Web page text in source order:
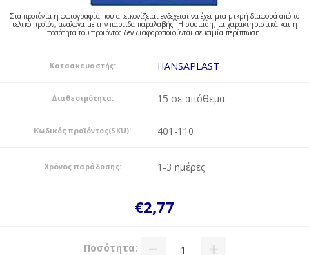
Στα προιόντα η φωτογραφία που απεικονίζεται ενδέχεται να έχει μια μικρή διαφορά από το
τελικό προϊόν, ανάλογα με την παρτίδα παραλαβής. Η σύσταση, τα χαρακτηριστικά και η
ποσότητα του προϊόντος δεν διαφοροποιούνται σε καμία περίπτωση.
Κατασκευαστής: HANSAPLAST
Διαθεσιμότητα: 15 σε απόθεμα
Κωδικός προϊόντος(SKU): 401-110
Χρόνος παράδοσης: 1-3 ημέρες
€2,77
Ποσότητα: